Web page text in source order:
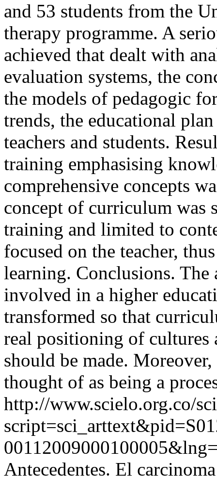
and 53 students from the
therapy programme. A
achieved that dealt with
evaluation systems, the
the models of pedagogic
trends, the educational
teachers and students.
training emphasising
comprehensive concepts
concept of curriculum was
training and limited to
focused on the teacher,
learning. Conclusions. The
involved in a higher
transformed so that
real positioning of cultures
should be made.
thought of as being a
http://www.scielo.org.co/
Antecedentes. El